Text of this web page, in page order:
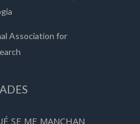
Association for
SE ME MANCHAN